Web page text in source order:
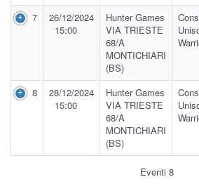
7
26/12/2024
15:00
Hunter Games
VIA TRIESTE
68/A
MONTICHIARI
(BS)
8
28/12/2024
15:00
Hunter Games
VIA TRIESTE
68/A
MONTICHIARI
(BS)
Eventi 8